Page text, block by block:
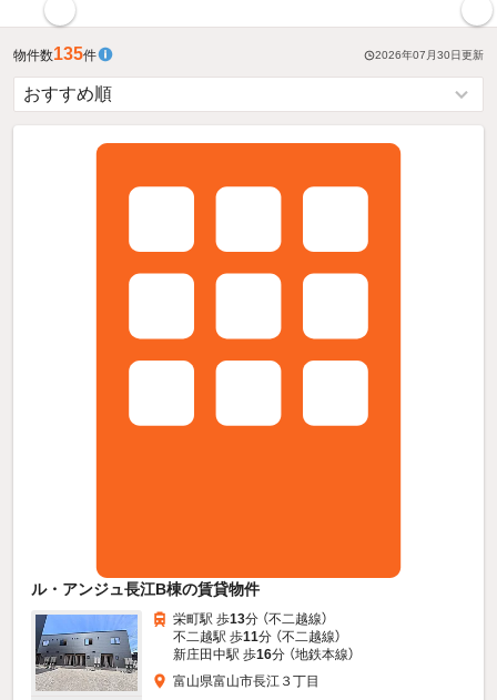
物件数135件 2026年07月30日更新
ル・アンジュ長江B棟の賃貸物件
栄町駅 歩13分 （不二越線）
不二越駅 歩11分 （不二越線）
新庄田中駅 歩16分 （地鉄本線）
富山県富山市長江３丁目